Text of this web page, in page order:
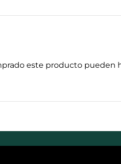
este producto pueden